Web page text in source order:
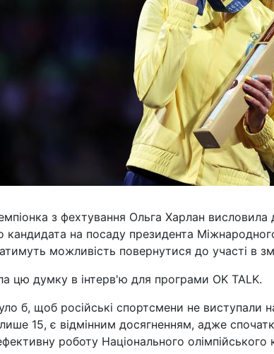
з фехтування Ольга Харлан
кандидата на посаду президента
можливість повернутися до участі в
цю думку в інтерв'ю для програми OK TALK.
б, щоб російські спортсмени не виступали
15, є відмінним досягненням, адже
роботу Національного олімпійського